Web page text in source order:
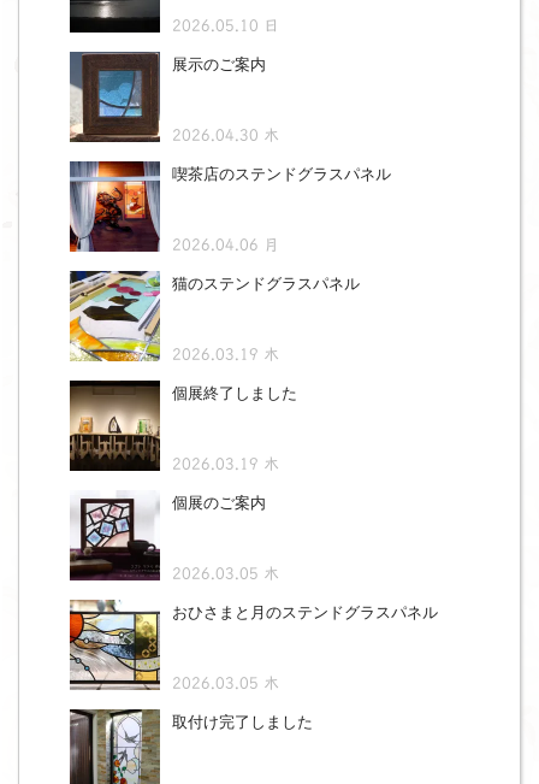
2026.05.10 日
展示のご案内
2026.04.30 木
喫茶店のステンドグラスパネル
2026.04.06 月
猫のステンドグラスパネル
2026.03.19 木
個展終了しました
2026.03.19 木
個展のご案内
2026.03.05 木
おひさまと月のステンドグラスパネル
2026.03.05 木
取付け完了しました